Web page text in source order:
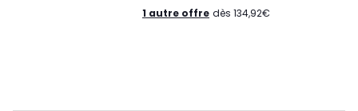
1 autre offre dès 134,92€